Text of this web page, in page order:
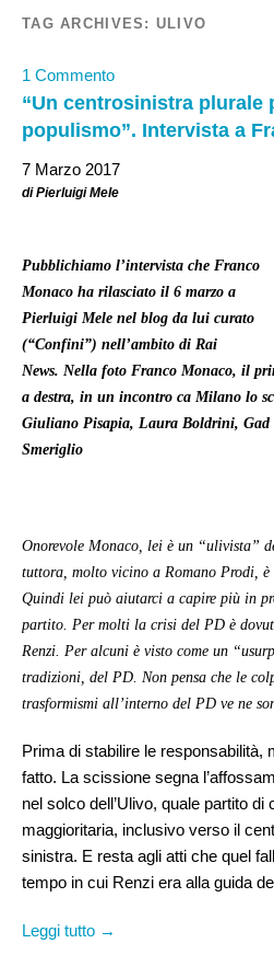
TAG ARCHIVES: ULIVO
1 Commento
“Un centrosinistra plurale
populismo”. Intervista a
7 Marzo 2017
di Pierluigi Mele
Pubblichiamo l’intervista che Franco
Monaco ha rilasciato il 6 marzo a
Pierluigi Mele nel blog da lui curato
(“Confini”) nell’ambito di Rai
News. Nella foto Franco Monaco, il
a destra, in un incontro ca Milano lo
Giuliano Pisapia, Laura Boldrini, Gad
Smeriglio
Onorevole Monaco, lei è un “ulivista”
tuttora, molto vicino a Romano Prodi,
Quindi lei può aiutarci a capire più in
partito. Per molti la crisi del PD è
Renzi. Per alcuni è visto come un
tradizioni, del PD. Non pensa che le
trasformismi all’interno del PD ve ne
Prima di stabilire le responsabilità,
fatto. La scissione segna
nel solco dell’Ulivo, quale partito
maggioritaria, inclusivo verso il
sinistra. E resta agli atti che quel
tempo in cui Renzi era alla guida
Leggi tutto →